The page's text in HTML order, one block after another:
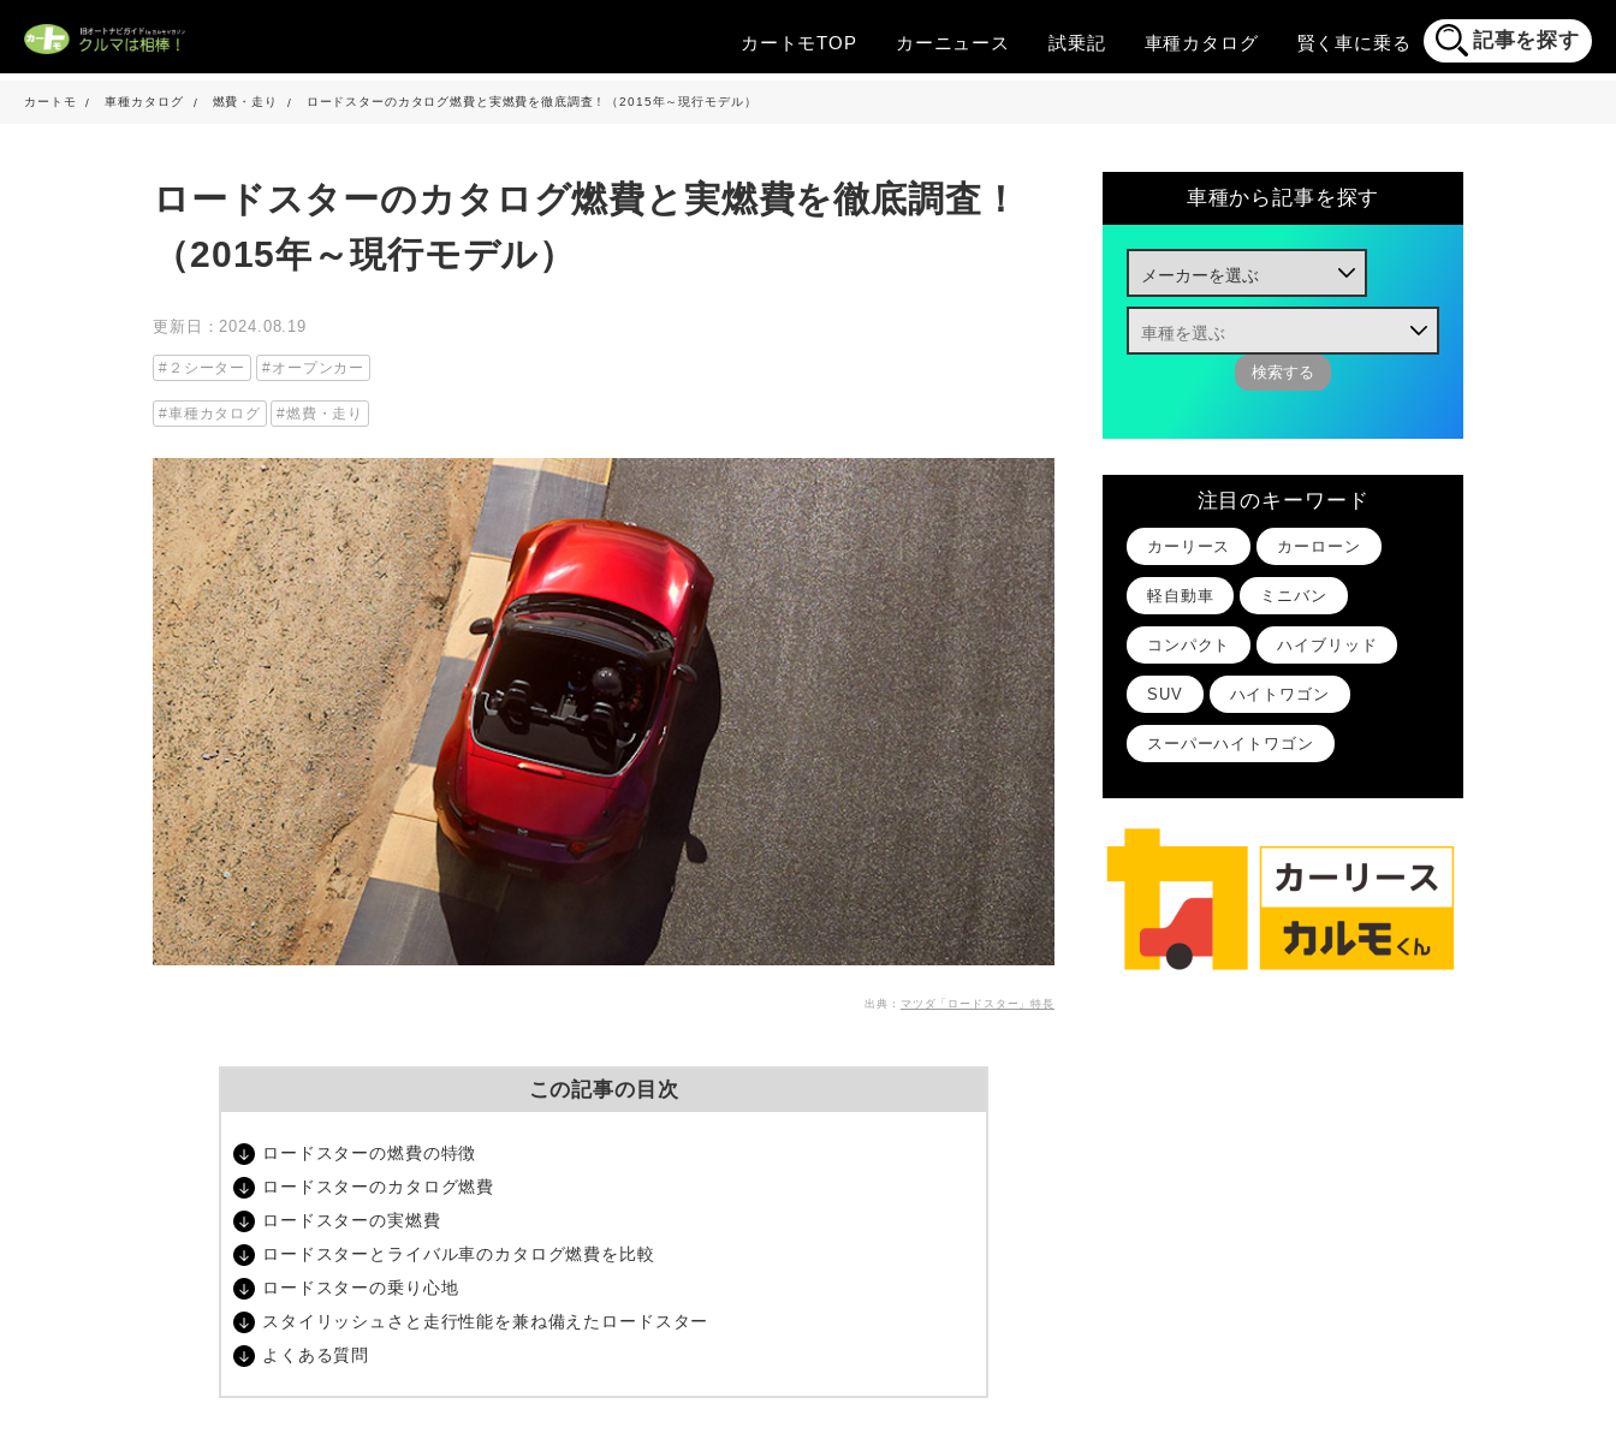
カートモTOP カーニュース 試乗記 車種カタログ 賢く車に乗る 記事を探す
カートモ 車種カタログ 燃費・走り ロードスターのカタログ燃費と実燃費を徹底調査！（2015年～現行モデル）
ロードスターのカタログ燃費と実燃費を徹底調査！
（2015年～現行モデル）
更新日：2024.08.19
２シーター オープンカー
車種カタログ 燃費・走り
出典： マツダ「ロードスター」特長
この記事の目次
ロードスターの燃費の特徴
ロードスターのカタログ燃費
ロードスターの実燃費
ロードスターとライバル車のカタログ燃費を比較
ロードスターの乗り心地
スタイリッシュさと走行性能を兼ね備えたロードスター
よくある質問
車種から記事を探す
注目のキーワード
カーリース カーローン
軽自動車 ミニバン
コンパクト ハイブリッド
SUV ハイトワゴン
スーパーハイトワゴン